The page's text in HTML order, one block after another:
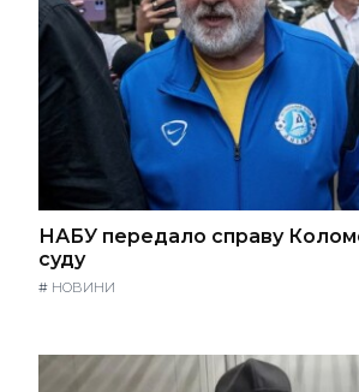
НАБУ передало справу
суду
# НОВИНИ